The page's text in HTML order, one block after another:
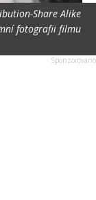
Share Alike
fotografii filmu